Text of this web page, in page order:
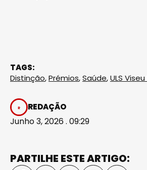
TAGS:
Distinção,Prémios,Saúde,ULS
REDAÇÃO
Junho 3, 2026 . 09:29
PARTILHE ESTE ARTIGO: